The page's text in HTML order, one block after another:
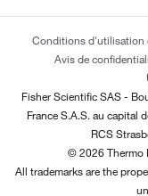
Conditions d'utilisation
Avis de
Fisher Scientific SAS -
FranceS.A.S. au capital
RCS
© 2026 Thermo
All trademarks are the